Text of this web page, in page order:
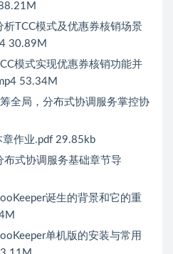
TCC模式及优惠券核销场景
30.89M
模式实现优惠券核销功能并
53.34M
全局，分布式协调服务掌控协
作业.pdf 29.85kb
式协调服务基础章节导
诞生的背景和它的重
单机版的安装与常用